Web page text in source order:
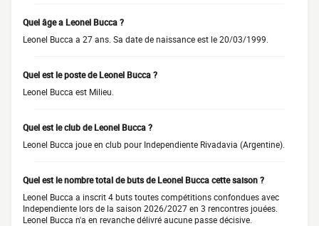
Quel âge a Leonel Bucca ?
Leonel Bucca a 27 ans. Sa date de naissance est le 20/03/1999.
Quel est le poste de Leonel Bucca ?
Leonel Bucca est Milieu.
Quel est le club de Leonel Bucca ?
Leonel Bucca joue en club pour Independiente Rivadavia (Argentine).
Quel est le nombre total de buts de Leonel Bucca cette saison ?
Leonel Bucca a inscrit 4 buts toutes compétitions confondues avec
Independiente lors de la saison 2026/2027 en 3 rencontres jouées.
Leonel Bucca n'a en revanche délivré aucune passe décisive.